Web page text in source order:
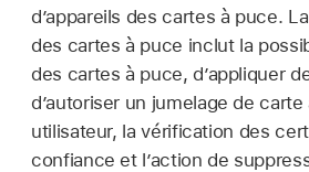
d’appareils des cartes à puce.
des cartes à puce inclut la
des cartes à puce, d’appliquer
d’autoriser un jumelage de
utilisateur, la vérification des
confiance et l’action de